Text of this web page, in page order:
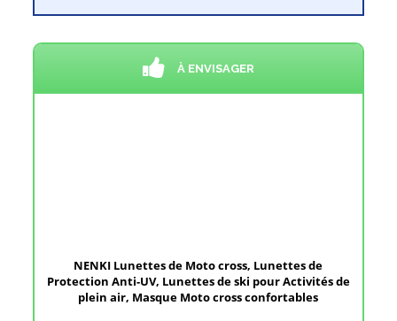
À ENVISAGER
NENKI Lunettes de Moto cross, Lunettes de
Protection Anti-UV, Lunettes de ski pour Activités de
plein air, Masque Moto cross confortables